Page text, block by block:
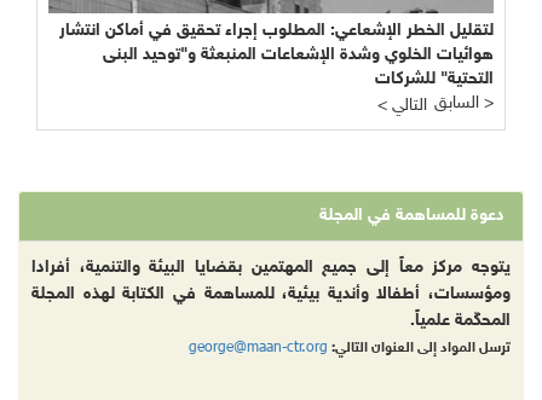
لتقليل الخطر الإشعاعي: المطلوب إجراء تحقيق في أماكن انتشار
هوائيات الخلوي وشدة الإشعاعات المنبعثة و"توحيد البنى
التحتية" للشركات
< التالي
السابق >
دعوة للمساهمة في المجلة
يتوجه مركز معاً إلى جميع المهتمين بقضايا البيئة والتنمية، أفرادا
ومؤسسات، أطفالا وأندية بيئية، للمساهمة في الكتابة لهذه المجلة
المحكّمة علمياً.
ترسل المواد إلى العنوان التالي: george@maan-ctr.org